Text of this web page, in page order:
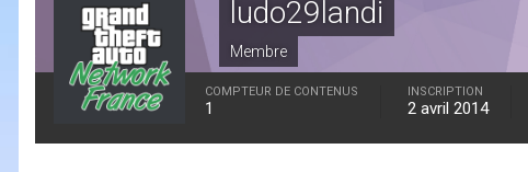
ludo29landi
Membre
COMPTEUR DE CONTENUS
1
INSCRIPTION
2 avril 2014